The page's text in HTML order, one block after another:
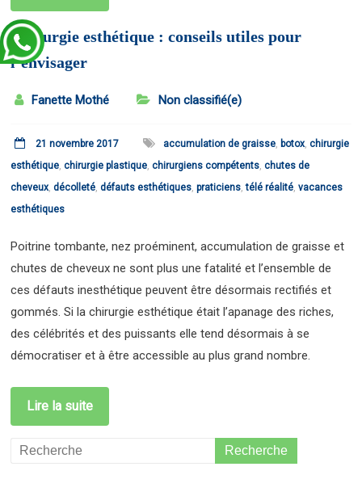
Chirurgie esthétique : conseils utiles pour
l’envisager
Fanette Mothé Non classifié(e)
21 novembre 2017 accumulation de graisse, botox,chirurgie
esthétique,chirurgie plastique,chirurgiens compétents,chutes de
cheveux,décolleté,défauts esthétiques,praticiens,télé réalité,vacances
esthétiques
Poitrine tombante, nez proéminent, accumulation de graisse et
chutes de cheveux ne sont plus une fatalité et l’ensemble de
ces défauts inesthétique peuvent être désormais rectifiés et
gommés. Si la chirurgie esthétique était l’apanage des riches,
des célébrités et des puissants elle tend désormais à se
démocratiser et à être accessible au plus grand nombre.
Lire la suite